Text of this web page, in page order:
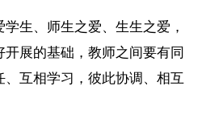
生、师生之爱、生生之爱，
展的基础，教师之间要有同
互相学习，彼此协调、相互